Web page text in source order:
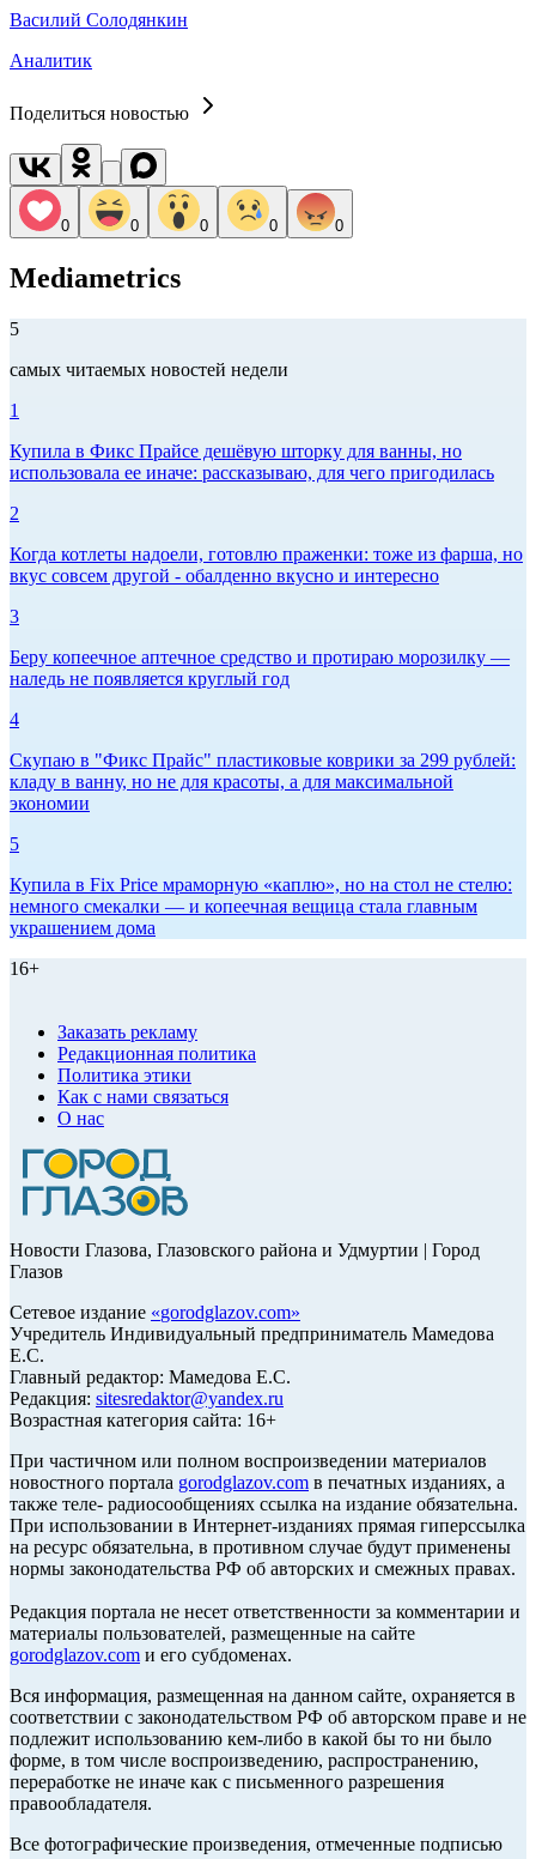
Василий Солодянкин
Аналитик
Поделиться новостью
0 0 0 0 0
Mediametrics
5
самых читаемых новостей недели
1
Купила в Фикс Прайсе дешёвую шторку для ванны, но
использовала ее иначе: рассказываю, для чего пригодилась
2
Когда котлеты надоели, готовлю праженки: тоже из фарша, но
вкус совсем другой - обалденно вкусно и интересно
3
Беру копеечное аптечное средство и протираю морозилку —
наледь не появляется круглый год
4
Скупаю в "Фикс Прайс" пластиковые коврики за 299 рублей:
кладу в ванну, но не для красоты, а для максимальной
экономии
5
Купила в Fix Price мраморную «каплю», но на стол не стелю:
немного смекалки — и копеечная вещица стала главным
украшением дома
16+
Заказать рекламу
Редакционная политика
Политика этики
Как с нами связаться
О нас
Новости Глазова, Глазовского района и Удмуртии | Город
Глазов
Сетевое издание «gorodglazov.com»
Учредитель Индивидуальный предприниматель Мамедова
Е.С.
Главный редактор: Мамедова Е.С.
Редакция: sitesredaktor@yandex.ru
Возрастная категория сайта: 16+
При частичном или полном воспроизведении материалов
новостного портала gorodglazov.com в печатных изданиях, а
также теле- радиосообщениях ссылка на издание обязательна.
При использовании в Интернет-изданиях прямая гиперссылка
на ресурс обязательна, в противном случае будут применены
нормы законодательства РФ об авторских и смежных правах.
Редакция портала не несет ответственности за комментарии и
материалы пользователей, размещенные на сайте
gorodglazov.com и его субдоменах.
Вся информация, размещенная на данном сайте, охраняется в
соответствии с законодательством РФ об авторском праве и не
подлежит использованию кем-либо в какой бы то ни было
форме, в том числе воспроизведению, распространению,
переработке не иначе как с письменного разрешения
правообладателя.
Все фотографические произведения, отмеченные подписью